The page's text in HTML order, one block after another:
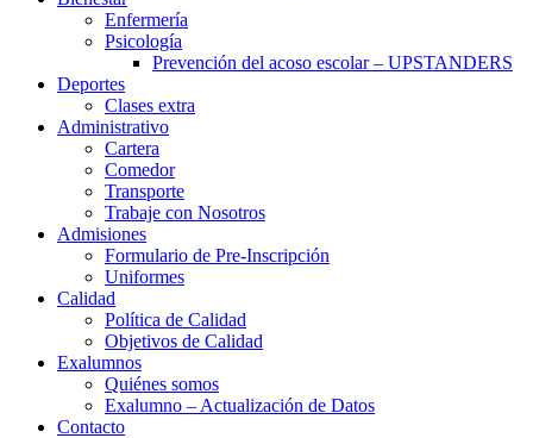
Enfermería
Psicología
Prevención del acoso escolar – UPSTANDERS
Deportes
Clases extra
Administrativo
Cartera
Comedor
Transporte
Trabaje con Nosotros
Admisiones
Formulario de Pre-Inscripción
Uniformes
Calidad
Política de Calidad
Objetivos de Calidad
Exalumnos
Quiénes somos
Exalumno – Actualización de Datos
Contacto